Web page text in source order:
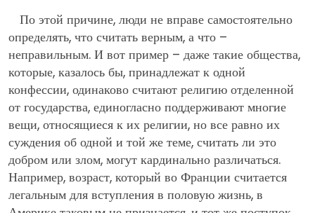
По этой причине, люди не вправе самостоятельно
определять, что считать верным, а что –
неправильным. И вот пример – даже такие общества,
которые, казалось бы, принадлежат к одной
конфессии, одинаково считают религию отделенной
от государства, единогласно поддерживают многие
вещи, относящиеся к их религии, но все равно их
суждения об одной и той же теме, считать ли это
добром или злом, могут кардинально различаться.
Например, возраст, который во Франции считается
легальным для вступления в половую жизнь, в